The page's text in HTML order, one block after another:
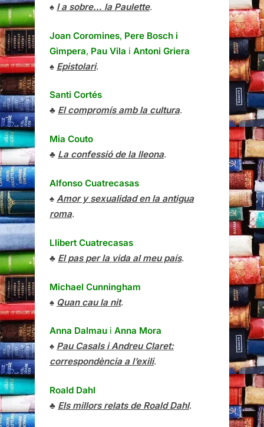
♠ I a sobre… la Paulette.
Joan Coromines, Pere Bosch i
Gimpera, Pau Vila i Antoni Griera
♠ Epistolari.
Santi Cortés
♣ El compromís amb la cultura.
Mia Couto
♣ La confessió de la lleona.
Alfonso Cuatrecasas
♠ Amor y sexualidad en la antigua
roma.
Llibert Cuatrecasas
♣ El pas per la vida al meu país.
Michael Cunningham
♠ Quan cau la nit.
Anna Dalmau i Anna Mora
♠ Pau Casals i Andreu Claret:
correspondència a l’exili.
Roald Dahl
♣ Els millors relats de Roald Dahl.